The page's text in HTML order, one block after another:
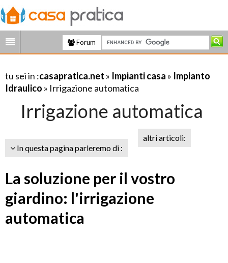
Forum
tu sei in :casapratica.net » Impianti casa » Impianto
Idraulico » Irrigazione automatica
Irrigazione automatica
In questa pagina parleremo di :
altri articoli:
La soluzione per il vostro
giardino: l'irrigazione
automatica